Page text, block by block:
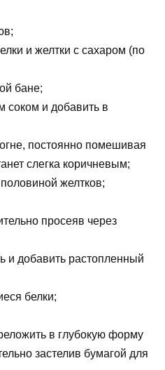
и желтки с сахаром (по
бане;
соком и добавить в
постоянно помешивая
слегка коричневым;
желтков;
просеяв через
и добавить растопленный
белки;
в глубокую форму
застелив бумагой для